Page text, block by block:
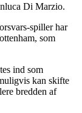
Di Marzio.
spiller har
som
ind som
kan skifte
bredden af